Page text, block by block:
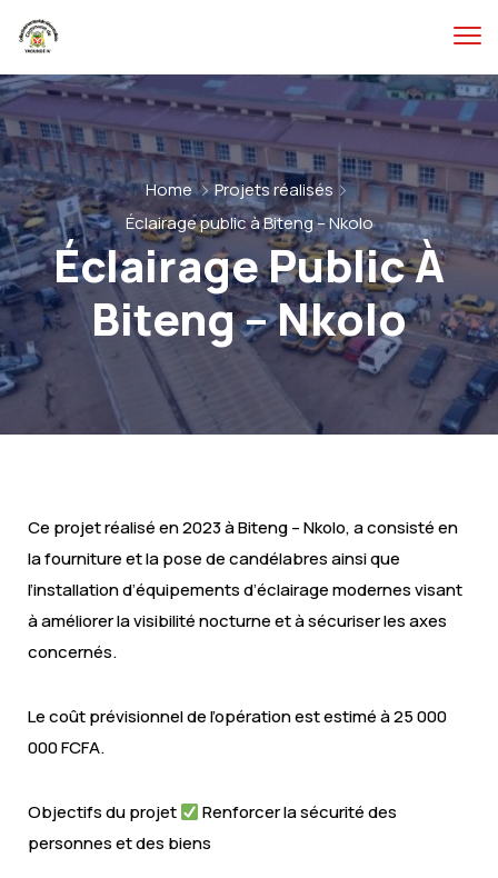
Home
Projets réalisés
Éclairage public à Biteng – Nkolo
Éclairage Public À
Biteng – Nkolo
Ce projet réalisé en 2023 à Biteng – Nkolo, a consisté en
la fourniture et la pose de candélabres ainsi que
l’installation d’équipements d’éclairage modernes visant
à améliorer la visibilité nocturne et à sécuriser les axes
concernés.
Le coût prévisionnel de l’opération est estimé à 25 000
000 FCFA.
Objectifs du projet
Renforcer la sécurité des
personnes et des biens